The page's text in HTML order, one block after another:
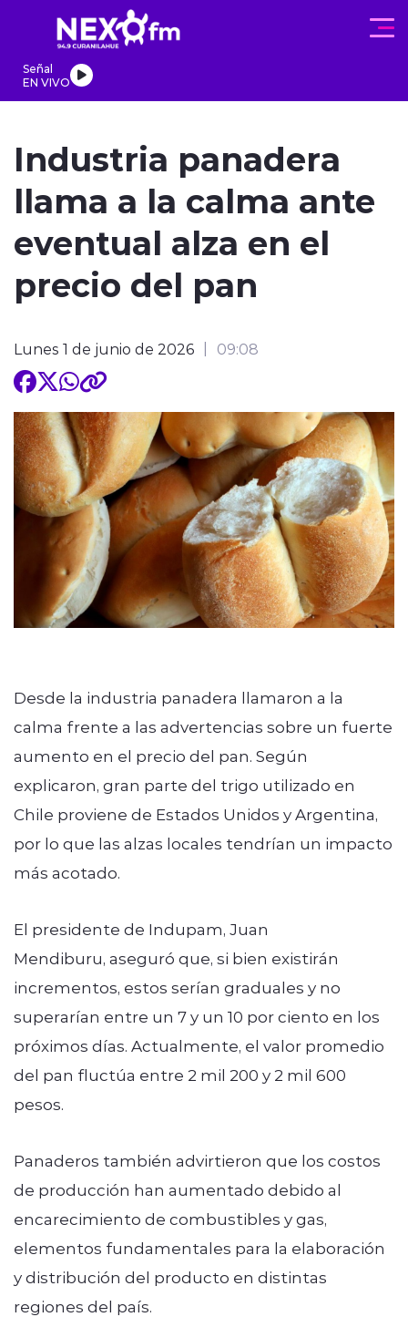
Click acá para ir directamente al contenido
Señal
EN VIVO
modo claro
Industria panadera
llama a la calma ante
eventual alza en el
precio del pan
Lunes 1 de junio de 2026 09:08
Desde la industria panadera llamaron a la
calma frente a las advertencias sobre un fuerte
aumento en el precio del pan. Según
explicaron, gran parte del trigo utilizado en
Chile proviene de Estados Unidos y Argentina,
por lo que las alzas locales tendrían un impacto
más acotado.
El presidente de Indupam, Juan
Mendiburu, aseguró que, si bien existirán
incrementos, estos serían graduales y no
superarían entre un 7 y un 10 por ciento en los
próximos días. Actualmente, el valor promedio
del pan fluctúa entre 2 mil 200 y 2 mil 600
pesos.
Panaderos también advirtieron que los costos
de producción han aumentado debido al
encarecimiento de combustibles y gas,
elementos fundamentales para la elaboración
y distribución del producto en distintas
regiones del país.